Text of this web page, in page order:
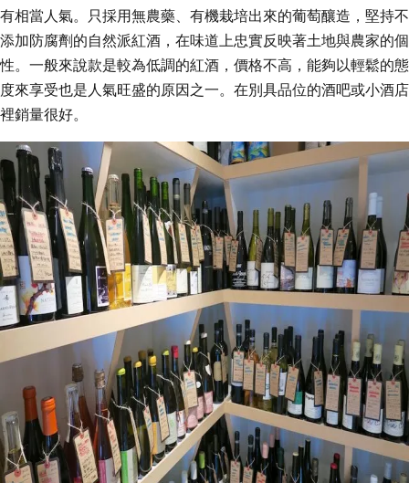
有相當人氣。只採用無農藥、有機栽培出來的葡萄釀造，堅持不
添加防腐劑的自然派紅酒，在味道上忠實反映著土地與農家的個
性。一般來說款是較為低調的紅酒，價格不高，能夠以輕鬆的態
度來享受也是人氣旺盛的原因之一。在別具品位的酒吧或小酒店
裡銷量很好。